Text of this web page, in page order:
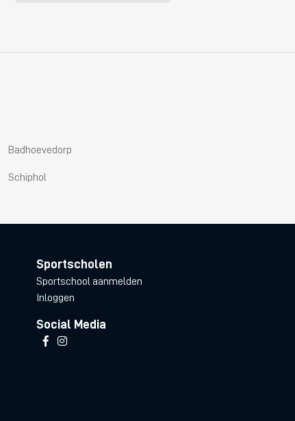
Badhoevedorp
Schiphol
Sportscholen
Sportschool aanmelden
Inloggen
Social Media